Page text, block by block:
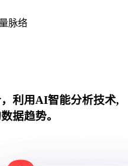
脉络
利用AI智能分析技术,
据趋势。